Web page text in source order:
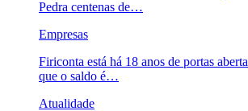
Pedra centenas de…
Empresas
Firiconta está há 18 anos de portas
que o saldo é…
Atualidade